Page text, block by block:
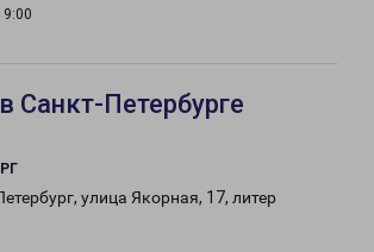
Санкт-Петербурге
улица Якорная, 17, литер